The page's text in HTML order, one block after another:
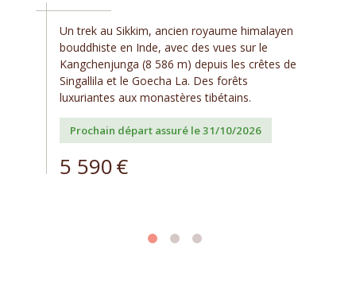
Un trek au Sikkim, ancien royaume himalayen
bouddhiste en Inde, avec des vues sur le
Kangchenjunga (8 586 m) depuis les crêtes de
Singallila et le Goecha La. Des forêts
luxuriantes aux monastères tibétains.
Prochain départ assuré le 31/10/2026
5 590€